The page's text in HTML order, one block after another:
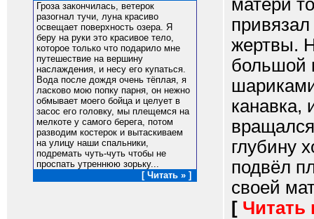
Гроза закончилась, ветерок
разогнал тучи, луна красиво
освещает поверхность озера. Я
беру на руки это красивое тело,
которое только что подарило мне
путешествие на вершину
наслаждения, и несу его купаться.
Вода после дождя очень тёплая, я
ласково мою попку парня, он нежно
обмывает моего бойца и целует в
засос его головку, мы плещемся на
мелкоте у самого берега, потом
разводим костерок и вытаскиваем
на улицу наши спальники,
подремать чуть-чуть чтобы не
проспать утреннюю зорьку...
[ Читать » ]
матери
привязал
жертвы.
большой
канавка,
глубину
подвёл
своей
[ Читать